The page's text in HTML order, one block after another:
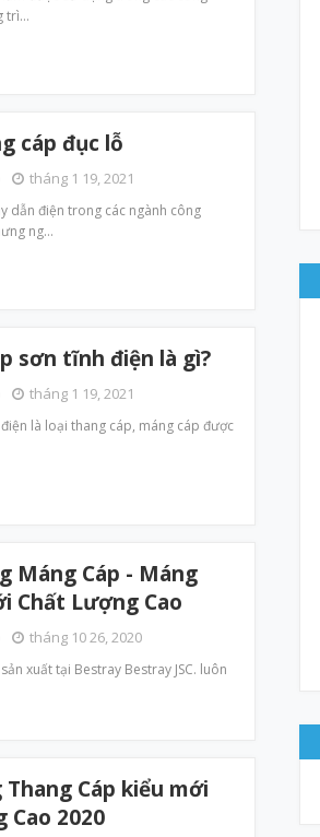
trì…
cáp đục lỗ
tháng 1 19, 2021
dẫn điện trong các ngành công
ng…
sơn tĩnh điện là gì?
tháng 1 19, 2021
là loại thang cáp, máng cáp được
Máng Cáp - Máng
Chất Lượng Cao
tháng 10 26, 2020
xuất tại Bestray Bestray JSC. luôn
Thang Cáp kiểu mới
Cao 2020